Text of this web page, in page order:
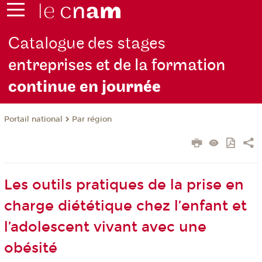
Catalogue des stages
entreprises et de la formation
continue en journée
Portail national Par région
Les outils pratiques de la prise en
charge diététique chez l’enfant et
l’adolescent vivant avec une
obésité